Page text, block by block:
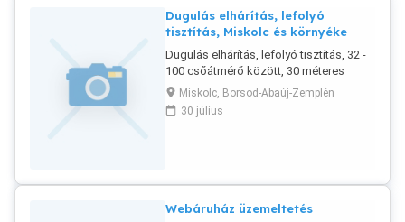
szállítószalagok, gyártáskiszolgáló
rendszerek. Meglévő gépek,
berendezések felújítása, karbantartása.
Referencia cégek: Borsodchem,
Continental Automotive Hungary, Wolf
Montage, Bosch Group Romania,
Premium Aerotec Romania, Modine,
Eismann
Dugulás elhárítás, lefolyó
tisztítás, Miskolc és környéke
Dugulás elhárítás, lefolyó tisztítás, 32 -
100 csőátmérő között, 30 méteres
hosszig, Miskolc és környéke.
Miskolc, Borsod-Abaúj-Zemplén
30 július
Webáruház üzemeltetés